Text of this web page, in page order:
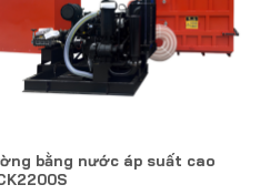
bằng nước áp suất cao